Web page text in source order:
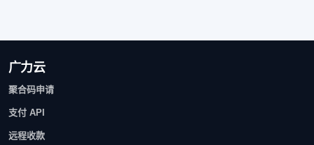
广力云
聚合码申请
支付 API
远程收款